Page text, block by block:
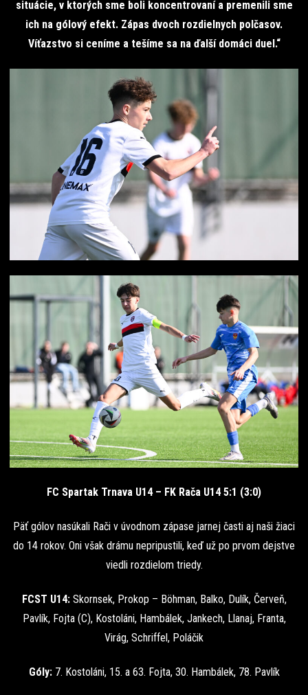
situácie, v ktorých sme boli koncentrovaní a premenili sme
ich na gólový efekt. Zápas dvoch rozdielnych polčasov.
Víťazstvo si ceníme a tešíme sa na ďalší domáci duel.“
FC Spartak Trnava U14 – FK Rača U14 5:1 (3:0)
Päť gólov nasúkali Rači v úvodnom zápase jarnej časti aj naši žiaci
do 14 rokov. Oni však drámu nepripustili, keď už po prvom dejstve
viedli rozdielom triedy.
FCST U14: Skornsek, Prokop – Böhman, Balko, Dulík, Červeň,
Pavlík, Fojta (C), Kostoláni, Hambálek, Jankech, Llanaj, Franta,
Virág, Schriffel, Poláčik
Góly: 7. Kostoláni, 15. a 63. Fojta, 30. Hambálek, 78. Pavlík